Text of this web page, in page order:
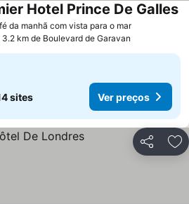
da manhã com vista para o mar
Hotel Prince De Galles
3.2 km de Boulevard de Garavan
sites Ver preços
Partilhar